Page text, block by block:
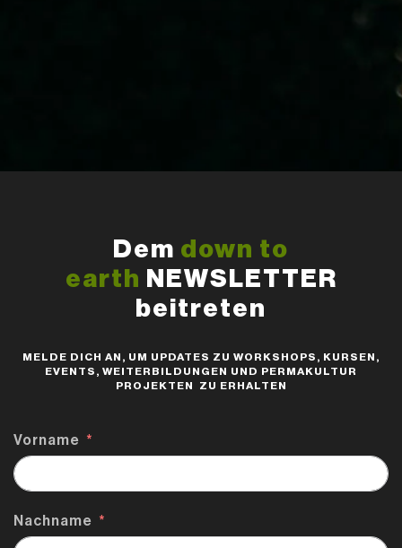
Dem down to
earth NEWSLETTER
beitreten
MELDE DICH AN, UM UPDATES ZU WORKSHOPS, KURSEN,
EVENTS, WEITERBILDUNGEN UND PERMAKULTUR
PROJEKTEN ZU ERHALTEN
Vorname
Nachname